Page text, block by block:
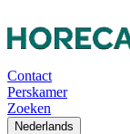
Contact
Perskamer
Zoeken
Nederlands